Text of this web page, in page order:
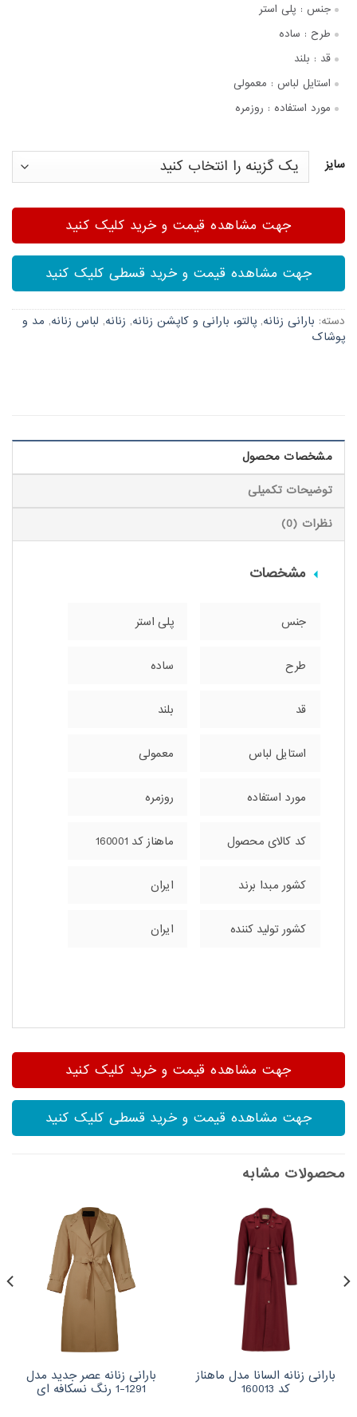
جنس : پلی استر
طرح : ساده
قد : بلند
استایل لباس : معمولی
مورد استفاده : روزمره
سایز
جهت مشاهده قیمت و خرید کلیک کنید
جهت مشاهده قیمت و خرید قسطی کلیک کنید
دسته: بارانی زنانه, پالتو، بارانی و کاپشن زنانه, زنانه, لباس زنانه, مد و
پوشاک
مشخصات محصول
توضیحات تکمیلی
نظرات (0)
مشخصات
جنس پلی استر
طرح ساده
قد بلند
استایل لباس معمولی
مورد استفاده روزمره
کد کالای محصول ماهناز کد 160001
کشور مبدا برند ایران
کشور تولید کننده ایران
جهت مشاهده قیمت و خرید کلیک کنید
جهت مشاهده قیمت و خرید قسطی کلیک کنید
محصولات مشابه
بارانی زنانه السانا مدل ماهناز
کد 160013
بارانی زنانه عصر جدید مدل
1291-1 رنگ نسکافه ای